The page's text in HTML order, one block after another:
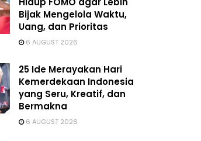
Bijak Mengelola Waktu,
Uang, dan Prioritas
6 AUGUST 2026
25 Ide Merayakan Hari
Kemerdekaan Indonesia
yang Seru, Kreatif, dan
Bermakna
6 AUGUST 2026